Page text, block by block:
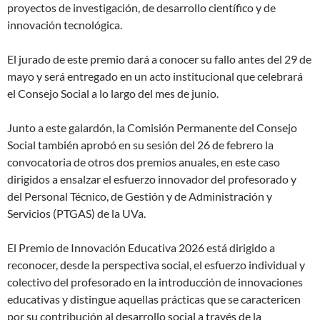
proyectos de investigación, de desarrollo científico y de
innovación tecnológica.
El jurado de este premio dará a conocer su fallo antes del 29 de
mayo y será entregado en un acto institucional que celebrará
el Consejo Social a lo largo del mes de junio.
Junto a este galardón, la Comisión Permanente del Consejo
Social también aprobó en su sesión del 26 de febrero la
convocatoria de otros dos premios anuales, en este caso
dirigidos a ensalzar el esfuerzo innovador del profesorado y
del Personal Técnico, de Gestión y de Administración y
Servicios (PTGAS) de la UVa.
El Premio de Innovación Educativa 2026 está dirigido a
reconocer, desde la perspectiva social, el esfuerzo individual y
colectivo del profesorado en la introducción de innovaciones
educativas y distingue aquellas prácticas que se caractericen
por su contribución al desarrollo social a través de la